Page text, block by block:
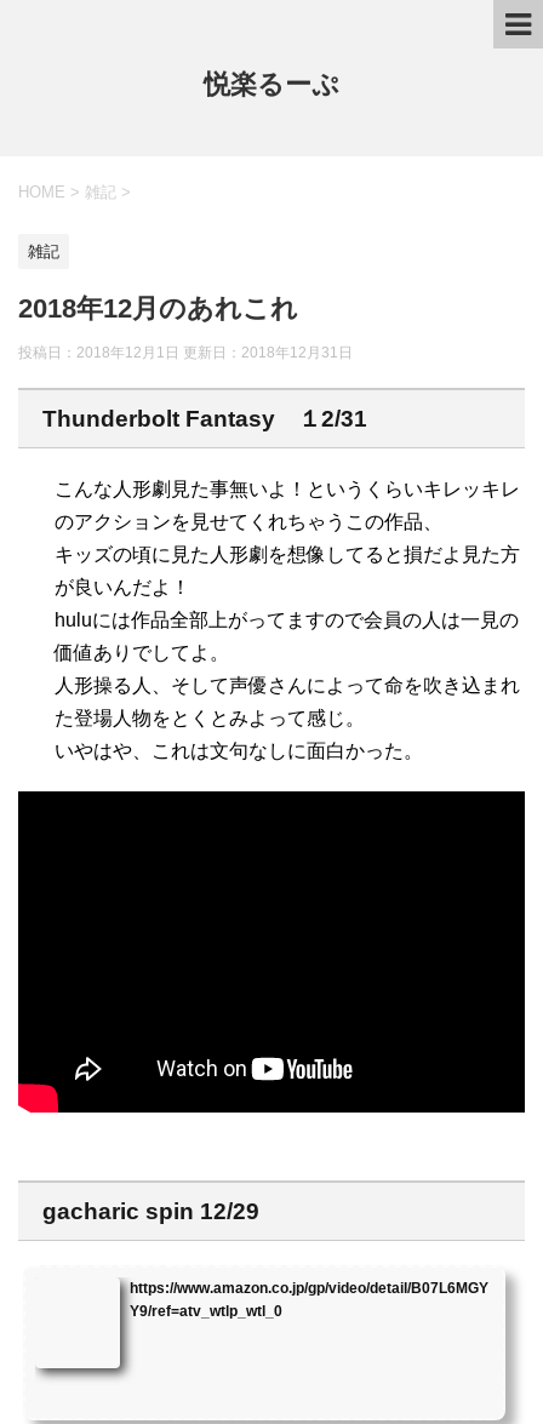
悦楽るーぷ
HOME > 雑記 >
雑記
2018年12月のあれこれ
投稿日：2018年12月1日 更新日： 2018年12月31日
Thunderbolt Fantasy １2/31
こんな人形劇見た事無いよ！というくらいキレッキレ
のアクションを見せてくれちゃうこの作品、
キッズの頃に見た人形劇を想像してると損だよ見た方
が良いんだよ！
huluには作品全部上がってますので会員の人は一見の
価値ありでしてよ。
人形操る人、そして声優さんによって命を吹き込まれ
た登場人物をとくとみよって感じ。
いやはや、これは文句なしに面白かった。
gacharic spin 12/29
https://www.amazon.co.jp/gp/video/detail/B07L6MGY
Y9/ref=atv_wtlp_wtl_0